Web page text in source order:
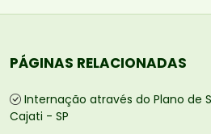
PÁGINAS RELACIONADAS
Internação através do Plano de
Cajati - SP